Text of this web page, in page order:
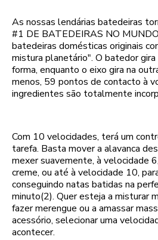
As nossas lendárias batedeiras
#1 DE BATEDEIRAS NO
batedeiras domésticas originais
mistura planetário". O batedor
forma, enquanto o eixo gira na
menos, 59 pontos de contacto à
ingredientes são totalmente
Com 10 velocidades, terá um
tarefa. Basta mover a alavanca
mexer suavemente, à velocidade
creme, ou até à velocidade 10,
conseguindo natas batidas na
minuto(2). Quer esteja a misturar
fazer merengue ou a amassar
acessório, selecionar uma
acontecer.